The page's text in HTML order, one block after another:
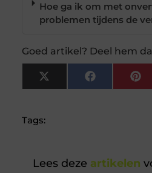
Hoe ga ik om met
problemen tijdens de
Goed artikel? Deel hem
X
(Twitter)
Facebook
Tags:
Lees deze artikelen